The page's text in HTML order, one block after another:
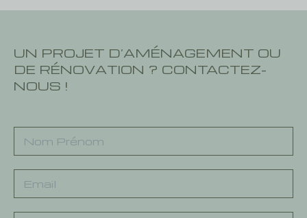
UN PROJET D’AMÉNAGEMENT OU
DE RÉNOVATION ? CONTACTEZ-
NOUS !